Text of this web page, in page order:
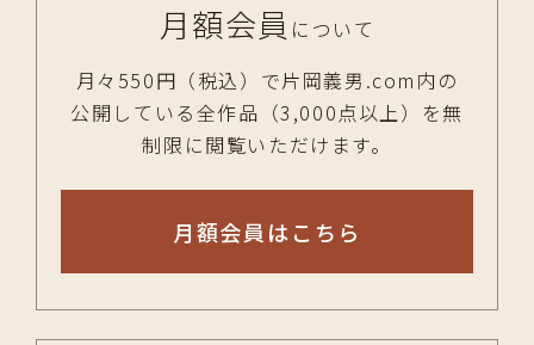
月額会員 について
月々550円（税込）で片岡義男.com内の
公開している全作品（3,000点以上）を無
制限に閲覧いただけます。
月額会員はこちら